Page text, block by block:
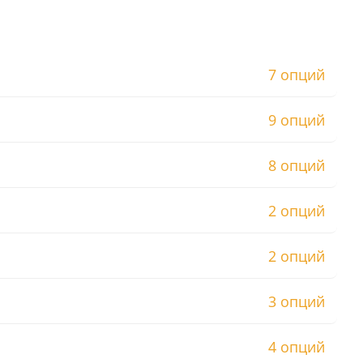
7 опций
9 опций
8 опций
2 опций
2 опций
3 опций
4 опций